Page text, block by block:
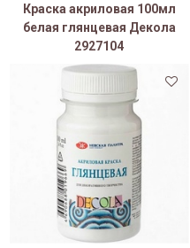
Краска акриловая 100мл
белая глянцевая Декола
2927104